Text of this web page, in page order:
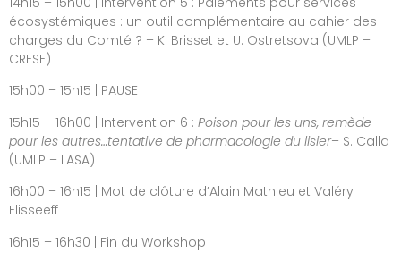
écosystémiques : un outil complémentaire au cahier des
charges du Comté ? – K. Brisset et U. Ostretsova (UMLP –
CRESE)
15h00 – 15h15 | PAUSE
15h15 – 16h00 | Intervention 6 : Poison pour les uns, remède
pour les autres…tentative de pharmacologie du lisier– S. Calla
(UMLP – LASA)
16h00 – 16h15 | Mot de clôture d’Alain Mathieu et Valéry
Elisseeff
16h15 – 16h30 | Fin du Workshop